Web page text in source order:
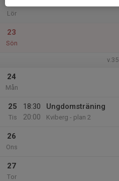
Lör
23
Sön
v.35
24
Mån
25
Tis
18:30
20:00
Ungdomsträning
Kviberg - plan 2
26
Ons
27
Tor